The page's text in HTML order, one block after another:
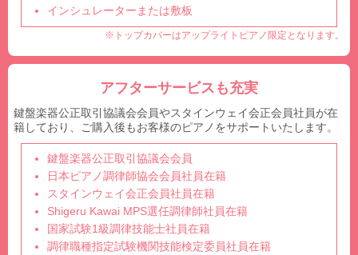
インシュレーターまたは敷板
※トップカバーはアップライトピアノ限定となります。
アフターサービスも充実
鍵盤楽器公正取引協議会会員やスタインウェイ会正会員社員が在
籍しており、ご購入後もお客様のピアノをサポートいたします。
鍵盤楽器公正取引協議会会員
日本ピアノ調律師協会会員社員在籍
スタインウェイ会正会員社員在籍
Shigeru Kawai MPS選任調律師社員在籍
国家試験1級調律技能士社員在籍
調律職種指定試験機関技能検定委員社員在籍